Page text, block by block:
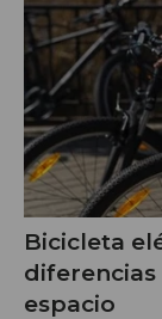
Bicicleta
espacio